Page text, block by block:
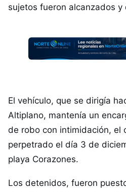
sujetos fueron alcanzados y
El vehículo, que se dirigía
Altiplano, mantenía un
de robo con intimidación, el
perpetrado el día 3 de
playa Corazones.
Los detenidos, fueron